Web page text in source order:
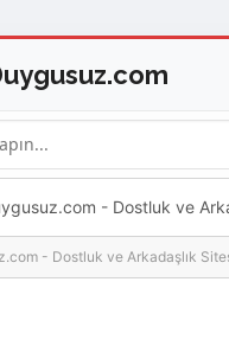
- Dostluk ve
kolay ve zahmetsizdir.
- Dostluk ve Arkadaşlık